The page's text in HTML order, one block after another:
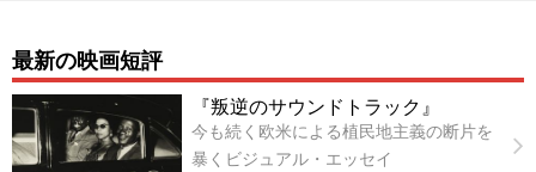
最新の映画短評
『叛逆のサウンドトラック』
今も続く欧米による植民地主義の断片を
暴くビジュアル・エッセイ